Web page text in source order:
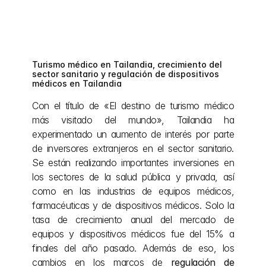
13 may 2026
Turismo médico en Tailandia, crecimiento del
sector sanitario y regulación de dispositivos
médicos en Tailandia
Con el título de «El destino de turismo médico
más visitado del mundo», Tailandia ha
experimentado un aumento de interés por parte
de inversores extranjeros en el sector sanitario.
Se están realizando importantes inversiones en
los sectores de la salud pública y privada, así
como en las industrias de equipos médicos,
farmacéuticas y de dispositivos médicos. Solo la
tasa de crecimiento anual del mercado de
equipos y dispositivos médicos fue del 15% a
finales del año pasado. Además de eso, los
cambios en los marcos de regulación de